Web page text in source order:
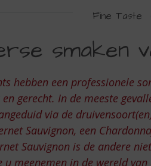
Fine Taste
smaken
hebben een professionele
gerecht. In de meeste
via de
Sauvignon, een
Sauvignon is de andere
meenemen in de wereld